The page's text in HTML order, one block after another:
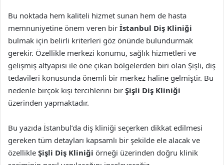
Bu noktada hem kaliteli hizmet sunan hem de hasta
memnuniyetine önem veren bir İstanbul Diş Kliniği
bulmak için belirli kriterleri göz önünde bulundurmak
gerekir. Özellikle merkezi konumu, sağlık hizmetleri ve
gelişmiş altyapısı ile öne çıkan bölgelerden biri olan Şişli, diş
tedavileri konusunda önemli bir merkez haline gelmiştir. Bu
nedenle birçok kişi tercihlerini bir Şişli Diş Kliniği
üzerinden yapmaktadır.
Bu yazıda İstanbul’da diş kliniği seçerken dikkat edilmesi
gereken tüm detayları kapsamlı bir şekilde ele alacak ve
özellikle Şişli Diş Kliniği örneği üzerinden doğru klinik